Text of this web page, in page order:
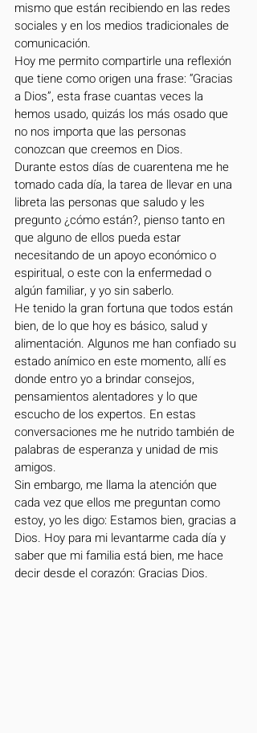
mismo que están recibiendo en las redes
sociales y en los medios tradicionales de
comunicación.
Hoy me permito compartirle una reflexión
que tiene como origen una frase: “Gracias
a Dios”, esta frase cuantas veces la
hemos usado, quizás los más osado que
no nos importa que las personas
conozcan que creemos en Dios.
Durante estos días de cuarentena me he
tomado cada día, la tarea de llevar en una
libreta las personas que saludo y les
pregunto ¿cómo están?, pienso tanto en
que alguno de ellos pueda estar
necesitando de un apoyo económico o
espiritual, o este con la enfermedad o
algún familiar, y yo sin saberlo.
He tenido la gran fortuna que todos están
bien, de lo que hoy es básico, salud y
alimentación. Algunos me han confiado su
estado anímico en este momento, allí es
donde entro yo a brindar consejos,
pensamientos alentadores y lo que
escucho de los expertos. En estas
conversaciones me he nutrido también de
palabras de esperanza y unidad de mis
amigos.
Sin embargo, me llama la atención que
cada vez que ellos me preguntan como
estoy, yo les digo: Estamos bien, gracias a
Dios. Hoy para mi levantarme cada día y
saber que mi familia está bien, me hace
decir desde el corazón: Gracias Dios.